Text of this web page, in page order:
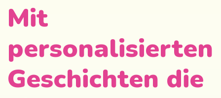
Mit
personalisierten
Geschichten die